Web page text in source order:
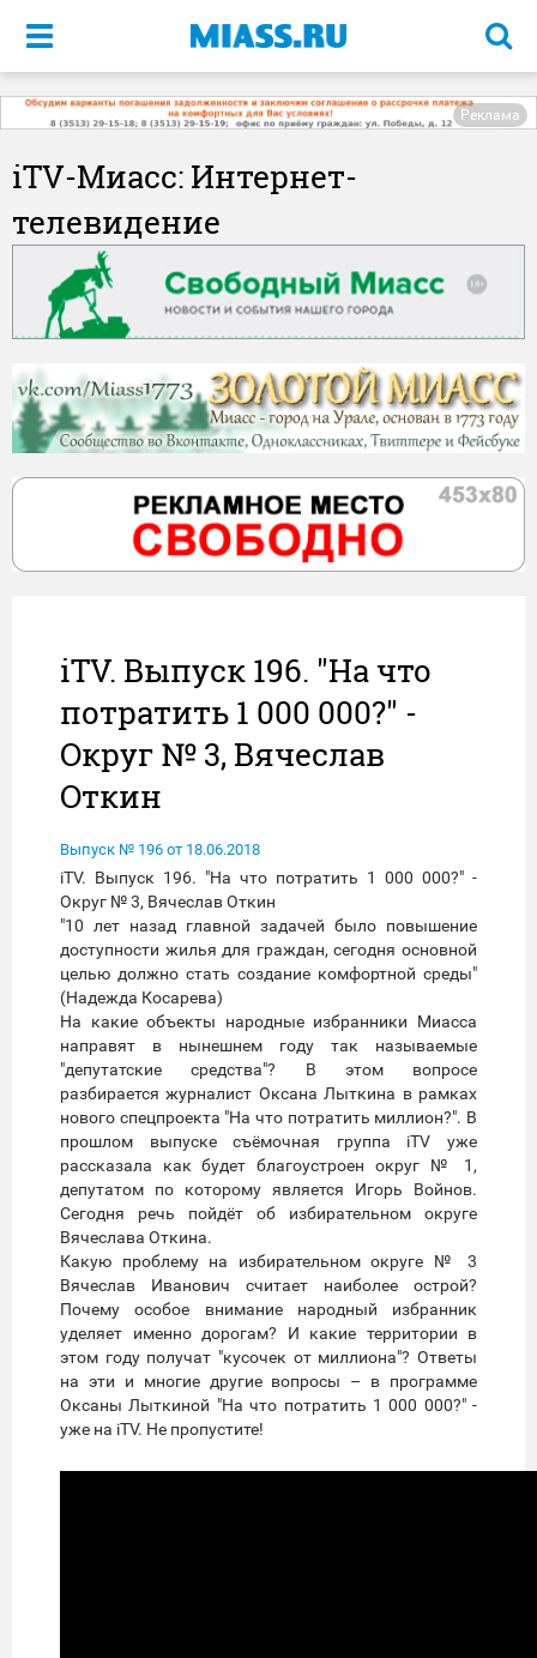
Меню
Реклама
iTV-Миасс: Интернет-
телевидение
iTV. Выпуск 196. "На что
потратить 1 000 000?" -
Округ № 3, Вячеслав
Откин
Выпуск № 196 от 18.06.2018
iTV. Выпуск 196. "На что потратить 1 000 000?" -
Округ № 3, Вячеслав Откин
"10 лет назад главной задачей было повышение
доступности жилья для граждан, сегодня основной
целью должно стать создание комфортной среды"
(Надежда Косарева)
На какие объекты народные избранники Миасса
направят в нынешнем году так называемые
"депутатские средства"? В этом вопросе
разбирается журналист Оксана Лыткина в рамках
нового спецпроекта "На что потратить миллион?". В
прошлом выпуске съёмочная группа iTV уже
рассказала как будет благоустроен округ № 1,
депутатом по которому является Игорь Войнов.
Сегодня речь пойдёт об избирательном округе
Вячеслава Откина.
Какую проблему на избирательном округе № 3
Вячеслав Иванович считает наиболее острой?
Почему особое внимание народный избранник
уделяет именно дорогам? И какие территории в
этом году получат "кусочек от миллиона"? Ответы
на эти и многие другие вопросы – в программе
Оксаны Лыткиной "На что потратить 1 000 000?" -
уже на iTV. Не пропустите!